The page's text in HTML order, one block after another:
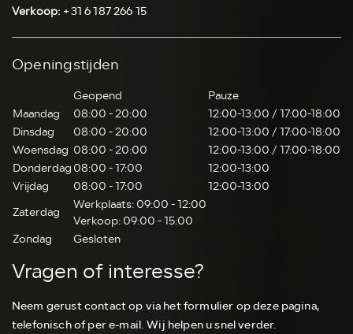
Verkoop:+31 6 187 266 15
Openingstijden
Geopend
Pauze
Maandag
08:00 - 20:00
12:00-13:00 / 17:00-18:00
Dinsdag
08:00 - 20:00
12:00-13:00 / 17:00-18:00
Woensdag 08:00 - 20:00
12:00-13:00 / 17:00-18:00
Donderdag08:00 - 17:00
12:00-13:00
Vrijdag
08:00 - 17:00
12:00-13:00
Zaterdag
Werkplaats: 09:00 - 12:00
Verkoop: 09:00 - 15:00
Zondag
Gesloten
Vragen of interesse?
Neem gerust contact op via het formulier op deze pagina,
telefonisch of per e-mail. Wij helpen u snel verder.